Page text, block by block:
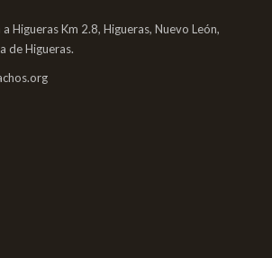
Higueras Km 2.8, Higueras, Nuevo León,
de Higueras.